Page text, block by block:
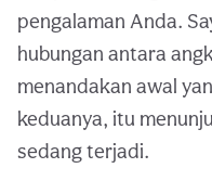
pengalaman Anda.
hubungan antara
menandakan awal
keduanya, itu
sedang terjadi.